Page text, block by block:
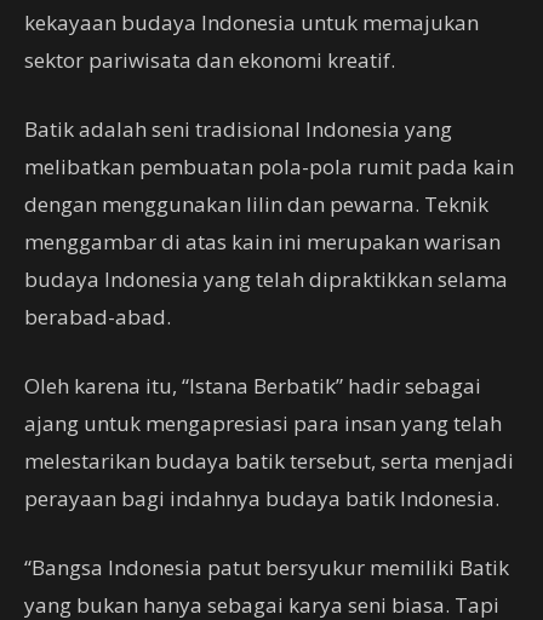
kekayaan budaya Indonesia untuk memajukan
sektor pariwisata dan ekonomi kreatif.
Batik adalah seni tradisional Indonesia yang
melibatkan pembuatan pola-pola rumit pada kain
dengan menggunakan lilin dan pewarna. Teknik
menggambar di atas kain ini merupakan warisan
budaya Indonesia yang telah dipraktikkan selama
berabad-abad.
Oleh karena itu, “Istana Berbatik” hadir sebagai
ajang untuk mengapresiasi para insan yang telah
melestarikan budaya batik tersebut, serta menjadi
perayaan bagi indahnya budaya batik Indonesia.
“Bangsa Indonesia patut bersyukur memiliki Batik
yang bukan hanya sebagai karya seni biasa. Tapi